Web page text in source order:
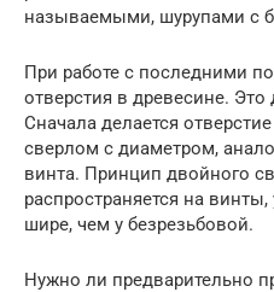
называемыми, шурупами с
При работе с последними
отверстия в древесине. Это
Сначала делается
сверлом с диаметром,
винта. Принцип двойного
распространяется на
шире, чем у безрезьбовой.
Нужно ли предварительно